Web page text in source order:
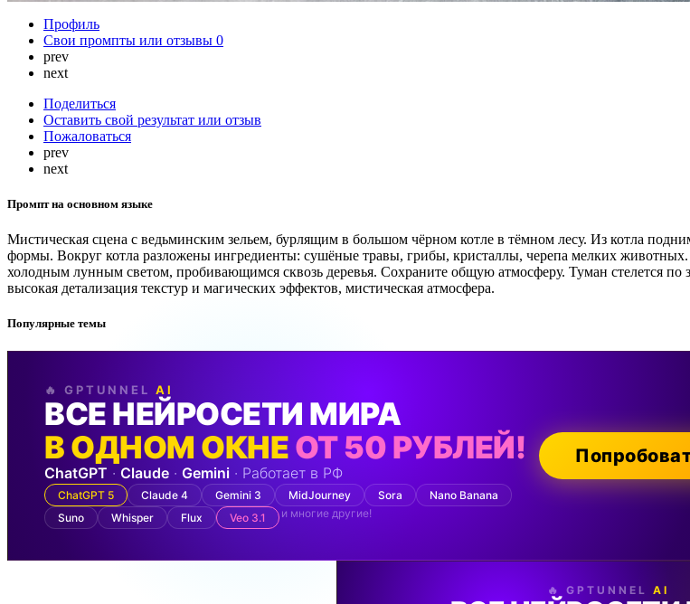
Профиль
Свои промпты или отзывы 0
prev
next
Поделиться
Оставить свой результат или отзыв
Пожаловаться
prev
next
Промпт на основном языке
Мистическая сцена с ведьминским зельем, бурлящим в большом чёрном котле в тёмном лесу. Из котла
формы. Вокруг котла разложены ингредиенты: сушёные травы, грибы, кристаллы, черепа мелких
холодным лунным светом, пробивающимся сквозь деревья. Сохраните общую атмосферу. Туман стелется
высокая детализация текстур и магических эффектов, мистическая атмосфера.
Популярные темы
🔥 GPTUNNEL AI
ВСЕ НЕЙРОСЕТИ МИРА
В ОДНОМ ОКНЕОТ 50 РУБЛЕЙ!
ChatGPT · Claude · Gemini · Работает в РФ
ChatGPT 5 Claude 4 Gemini 3 MidJourney Sora
Nano Banana
Suno
Whisper Flux Veo 3.1 и многие другие!
🔥 GPTUNNEL AI